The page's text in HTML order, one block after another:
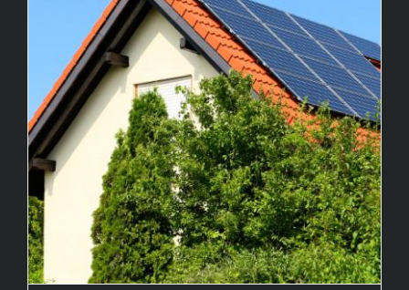
Aktuelles
PV-Anlagen 2025